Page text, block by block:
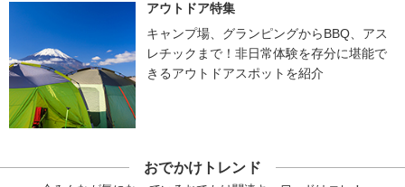
アウトドア特集
キャンプ場、グランピングからBBQ、アス
レチックまで！非日常体験を存分に堪能で
きるアウトドアスポットを紹介
おでかけトレンド